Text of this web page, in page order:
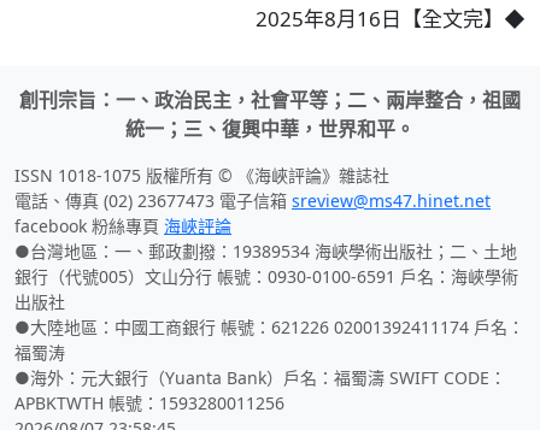
2025年8月16日【全文完】◆
創刊宗旨：一、政治民主，社會平等；二、兩岸整合，祖國
統一；三、復興中華，世界和平。
ISSN 1018-1075 版權所有 © 《海峽評論》雜誌社
電話、傳真 (02) 23677473 電子信箱 sreview@ms47.hinet.net
facebook 粉絲專頁 海峽評論
●台灣地區：一、郵政劃撥：19389534 海峽學術出版社；二、土地
銀行（代號005）文山分行 帳號：0930-0100-6591 戶名：海峽學術
出版社
●大陸地區：中國工商銀行 帳號：621226 02001392411174 戶名：
福蜀涛
●海外：元大銀行（Yuanta Bank）戶名：福蜀濤 SWIFT CODE：
APBKTWTH 帳號：1593280011256